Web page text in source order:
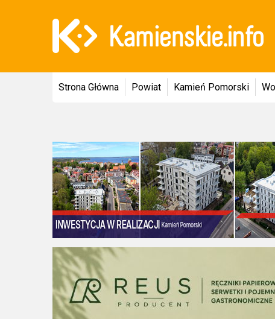
Strona Główna Powiat Kamień Pomorski